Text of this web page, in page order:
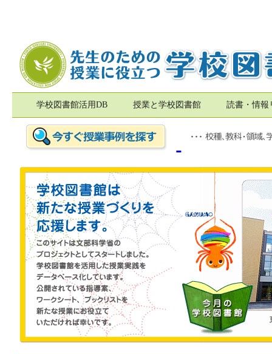
学校図書館活用DB 授業と学校図書館 読書・情報